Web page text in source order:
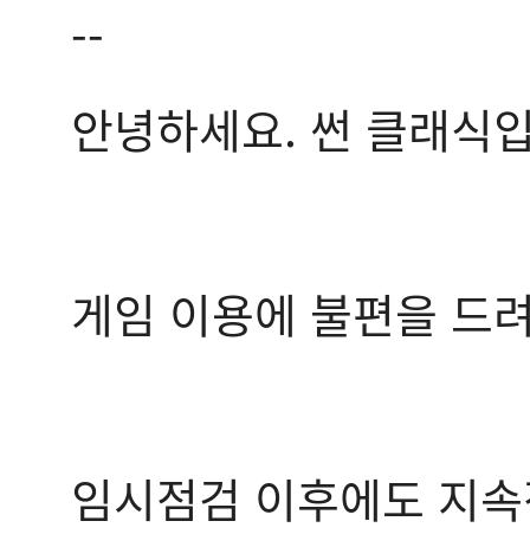
--
안녕하세요. 썬 클래식
게임 이용에 불편을 드
임시점검 이후에도 지